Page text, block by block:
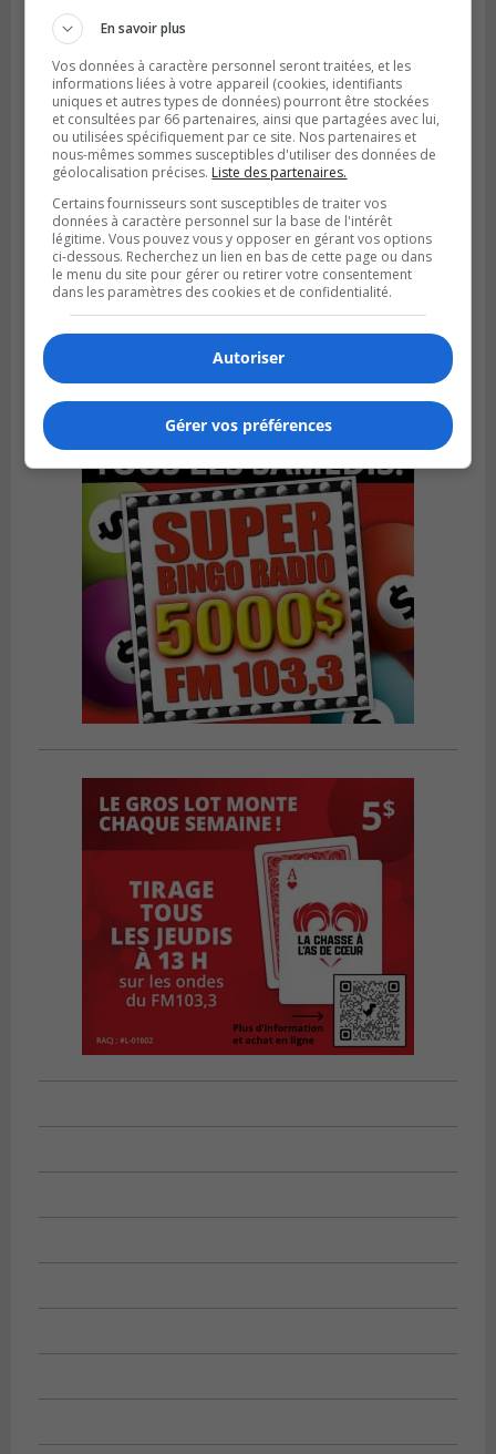
Publié le 6 août 2026 à 09h39
Longueuil injecte 1,5 M$ pour moderniser
deux stations de pompage
En savoir plus
Vos données à caractère personnel seront traitées, et les
informations liées à votre appareil (cookies, identifiants
uniques et autres types de données) pourront être stockées
et consultées par 66 partenaires, ainsi que partagées avec lui,
ou utilisées spécifiquement par ce site. Nos partenaires et
nous-mêmes sommes susceptibles d'utiliser des données de
géolocalisation précises. Liste des partenaires.
Certains fournisseurs sont susceptibles de traiter vos
données à caractère personnel sur la base de l'intérêt
légitime. Vous pouvez vous y opposer en gérant vos options
ci-dessous. Recherchez un lien en bas de cette page ou dans
le menu du site pour gérer ou retirer votre consentement
dans les paramètres des cookies et de confidentialité.
Autoriser
Gérer vos préférences